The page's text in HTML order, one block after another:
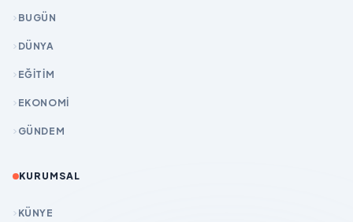
BUGÜN
DÜNYA
EĞİTİM
EKONOMİ
GÜNDEM
KURUMSAL
KÜNYE